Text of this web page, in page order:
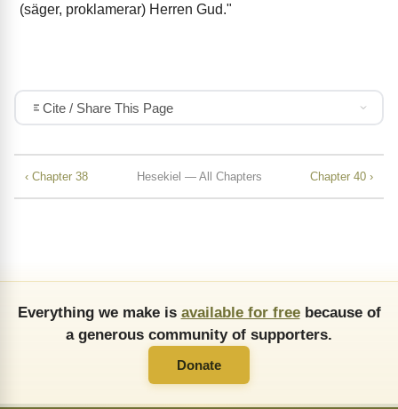
(säger, proklamerar) Herren Gud."
Cite / Share This Page
‹ Chapter 38 Hesekiel — All Chapters Chapter 40 ›
Everything we make is available for freebecause of
a generous community of supporters.
Donate